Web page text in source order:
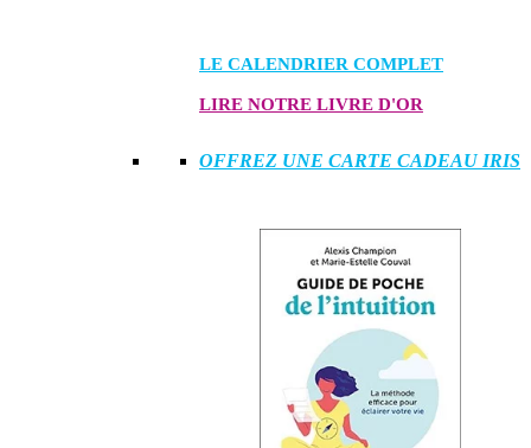
LE CALENDRIER COMPLET
LIRE NOTRE LIVRE D'OR
OFFREZ UNE CARTE CADEAU IRIS